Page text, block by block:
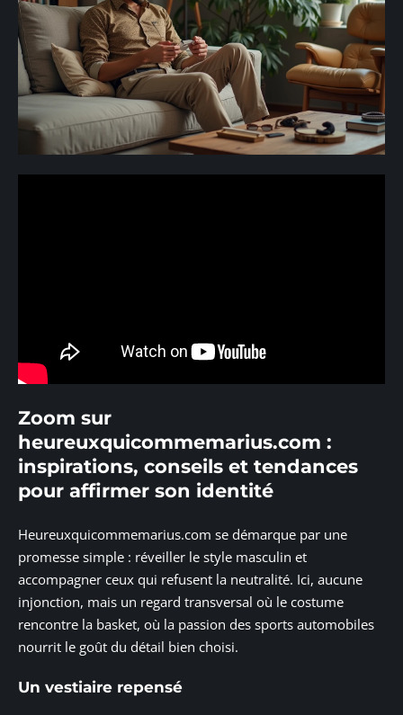
Zoom sur
heureuxquicommemarius.com :
inspirations, conseils et tendances
pour affirmer son identité
Heureuxquicommemarius.com se démarque par une
promesse simple : réveiller le style masculin et
accompagner ceux qui refusent la neutralité. Ici, aucune
injonction, mais un regard transversal où le costume
rencontre la basket, où la passion des sports automobiles
nourrit le goût du détail bien choisi.
Un vestiaire repensé